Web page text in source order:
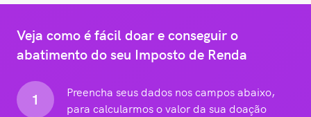
Veja como é fácil doar e conseguir o
abatimento do seu Imposto de Renda
1
Preencha seus dados nos campos abaixo,
para calcularmos o valor da sua doação